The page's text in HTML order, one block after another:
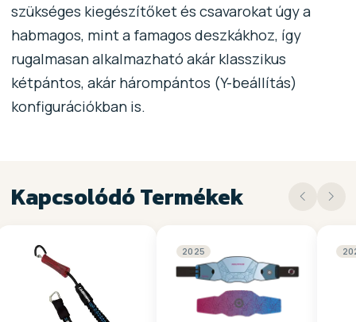
szükséges kiegészítőket és csavarokat úgy a
habmagos, mint a famagos deszkákhoz, így
rugalmasan alkalmazható akár klasszikus
kétpántos, akár hárompántos (Y-beállítás)
konfigurációkban is.
Kapcsolódó Termékek
2025